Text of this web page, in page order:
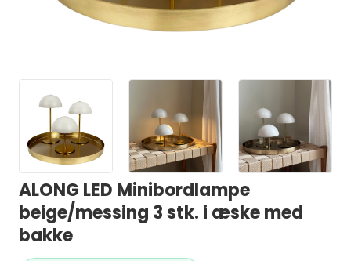
ALONG LED Minibordlampe
beige/messing 3 stk. i æske med
bakke